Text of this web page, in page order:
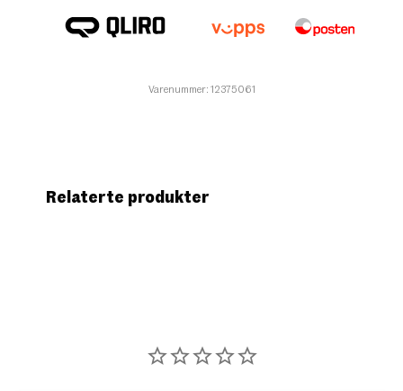
Varenummer: 12375061
Relaterte produkter